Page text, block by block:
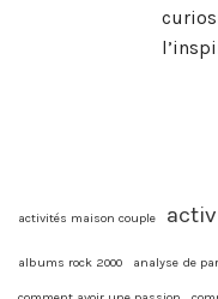
activités maison couple
albums rock 2000 analyse de